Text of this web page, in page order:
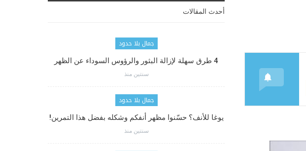
أحدث المقالات
جمال بلا حدود
4 طرق سهلة لإزالة البثور والرؤوس السوداء عن الظهر
سنتين منذ
جمال بلا حدود
يوغا للأنف؟ حسّنوا مظهر أنفكم وشكله بفضل هذا التمرين!
سنتين منذ